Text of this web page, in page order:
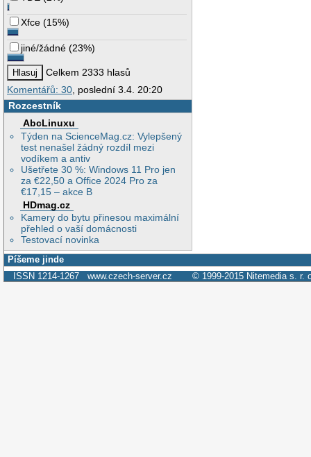
Xfce (15%)
jiné/žádné (23%)
Celkem 2333 hlasů
Komentářů: 30, poslední 3.4. 20:20
Rozcestník
AbcLinuxu
Týden na ScienceMag.cz: Vylepšený
test nenašel žádný rozdíl mezi
vodíkem a antiv
Ušetřete 30 %: Windows 11 Pro jen
za €22,50 a Office 2024 Pro za
€17,15 – akce B
HDmag.cz
Kamery do bytu přinesou maximální
přehled o vaší domácnosti
Testovací novinka
Píšeme jinde
ISSN 1214-1267 www.czech-server.cz © 1999-2015 Nitemedia s. r.